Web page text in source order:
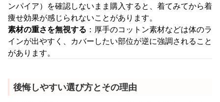
ンパイア）を確認しないまま購入すると、着てみてから着
痩せ効果が感じられないことがあります。
素材の重さを無視する ：厚手のコットン素材などは体のラ
インが出やすく、カバーしたい部位が逆に強調されること
があります。
後悔しやすい選び方とその理由